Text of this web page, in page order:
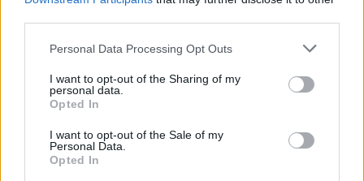
Please note that this website/app uses one or more Google
not limited to your visit or usage behaviour. You may click to
grant or deny consent to Google and its third-party tags to
use your data for below specified purposes in below Google
consent section.
Personal Data Processing Opt Outs
I want to opt-out of the Sharing of my
personal data.
Opted In
I want to opt-out of the Sale of my
Personal Data.
Opted In
Így a titkosításhoz használt egyedi kulcsot a
program sosem küldte el a bűnözőknek, vagyis
így még ők maguk sem rendelkeztek a
feloldáshoz szükséges kóddal.
során kért összeg esetleges kifizetése után sem
kaphattuk vissza az adatainkat.